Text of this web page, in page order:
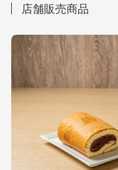
店舗販売商品